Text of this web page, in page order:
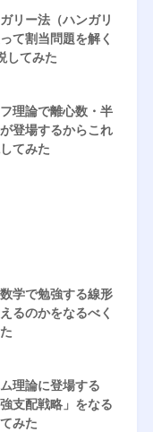
リー法（ハンガリ
て割当問題を解く
してみた
理論で離心数・半
登場するからこれ
てみた
学で勉強する線形
るのかをなるべく
理論に登場する
支配戦略」をなる
みた